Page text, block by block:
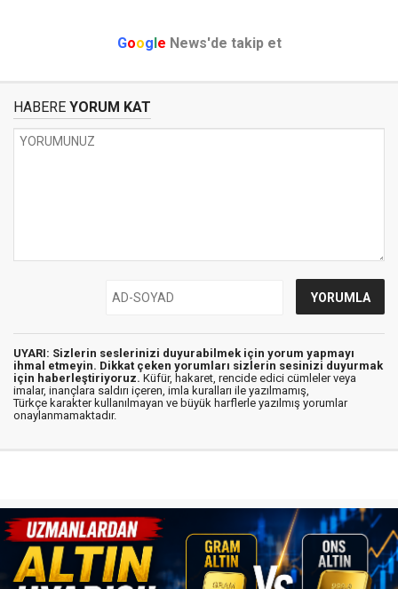
Google News'de takip et
HABERE YORUM KAT
UYARI: Sizlerin seslerinizi duyurabilmek için yorum yapmayı
ihmal etmeyin. Dikkat çeken yorumları sizlerin sesinizi duyurmak
için haberleştiriyoruz. Küfür, hakaret, rencide edici cümleler veya
imalar, inançlara saldırı içeren, imla kuralları ile yazılmamış,
Türkçe karakter kullanılmayan ve büyük harflerle yazılmış yorumlar
onaylanmamaktadır.